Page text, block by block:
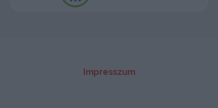
Impresszum